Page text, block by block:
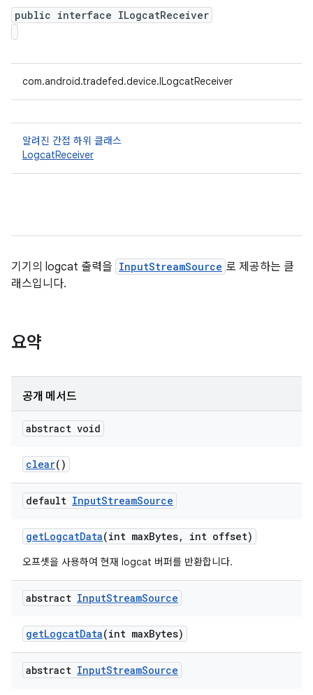
public interface ILogcatReceiver
com.android.tradefed.device.ILogcatReceiver
알려진 간접 하위 클래스
LogcatReceiver
기기의 logcat 출력을 InputStreamSource 로 제공하는 클
래스입니다.
요약
공개 메서드
abstract void
clear()
default InputStreamSource
getLogcatData(int maxBytes, int offset)
오프셋을 사용하여 현재 logcat 버퍼를 반환합니다.
abstract InputStreamSource
getLogcatData(int maxBytes)
abstract InputStreamSource